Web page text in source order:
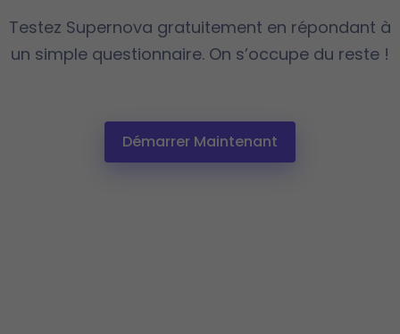
Testez Supernova gratuitement en répondant à
un simple questionnaire. On s’occupe du reste !
Démarrer Maintenant